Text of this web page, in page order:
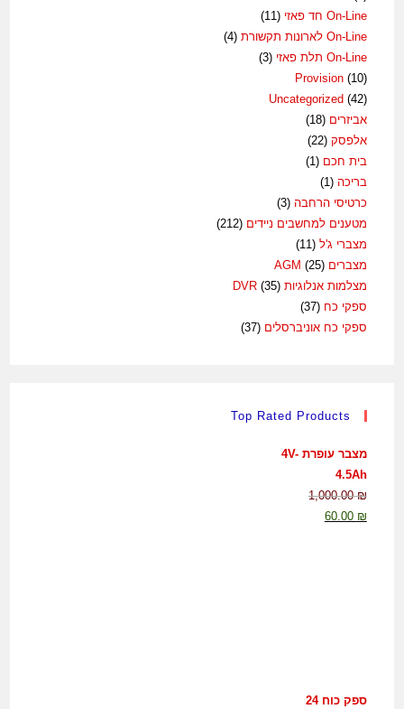
On-Line חד פאזי
(11)
On-Line לארונות תקשורת
(4)
On-Line תלת פאזי
(3)
Provision (10)
Uncategorized (42)
אביזרים (18)
אלפסק (22)
בית חכם (1)
בריכה (1)
כרטיסי הרחבה (3)
מטענים למחשבים ניידים (212)
מצברי ג'ל (11)
מצברים AGM(25)
מצלמות אנלוגיות DVR(35)
ספקי כח (37)
ספקי כח אוניברסלים (37)
Top Rated Products
מצבר עופרת 4V-
4.5Ah
1,000.00₪
60.00 ₪
ספק כוח 24